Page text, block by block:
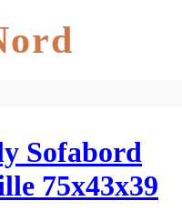
Sofabord
75x43x39